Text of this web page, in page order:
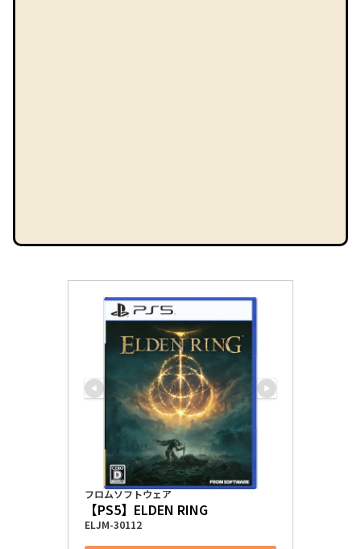
フロムソフトウェア
【PS5】ELDEN RING
ELJM-30112